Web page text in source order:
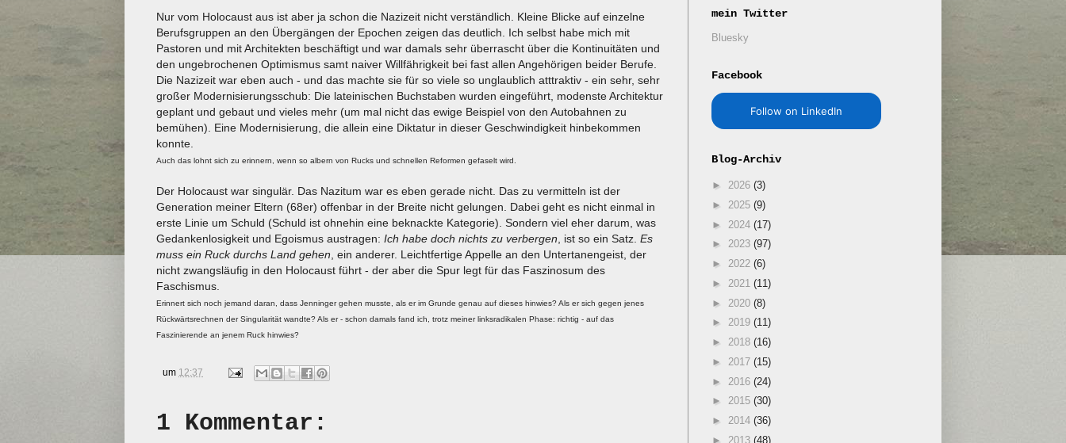
Nur vom Holocaust aus ist aber ja schon die Nazizeit nicht verständlich. Kleine Blicke auf einzelne
Berufsgruppen an den Übergängen der Epochen zeigen das deutlich. Ich selbst habe mich mit
Pastoren und mit Architekten beschäftigt und war damals sehr überrascht über die Kontinuitäten und
den ungebrochenen Optimismus samt naiver Willfährigkeit bei fast allen Angehörigen beider Berufe.
Die Nazizeit war eben auch - und das machte sie für so viele so unglaublich atttraktiv - ein sehr, sehr
großer Modernisierungsschub: Die lateinischen Buchstaben wurden eingeführt, modenste Architektur
geplant und gebaut und vieles mehr (um mal nicht das ewige Beispiel von den Autobahnen zu
bemühen). Eine Modernisierung, die allein eine Diktatur in dieser Geschwindigkeit hinbekommen
konnte.
Auch das lohnt sich zu erinnern, wenn so albern von Rucks und schnellen Reformen gefaselt wird.
Der Holocaust war singulär. Das Nazitum war es eben gerade nicht. Das zu vermitteln ist der
Generation meiner Eltern (68er) offenbar in der Breite nicht gelungen. Dabei geht es nicht einmal in
erste Linie um Schuld (Schuld ist ohnehin eine beknackte Kategorie). Sondern viel eher darum, was
Gedankenlosigkeit und Egoismus austragen: Ich habe doch nichts zu verbergen , ist so ein Satz. Es
muss ein Ruck durchs Land gehen , ein anderer. Leichtfertige Appelle an den Untertanengeist, der
nicht zwangsläufig in den Holocaust führt - der aber die Spur legt für das Faszinosum des
Faschismus.
Erinnert sich noch jemand daran, dass Jenninger gehen musste, als er im Grunde genau auf dieses hinwies? Als er sich gegen jenes
Rückwärtsrechnen der Singularität wandte? Als er - schon damals fand ich, trotz meiner linksradikalen Phase: richtig - auf das
Faszinierende an jenem Ruck hinwies?
um 12:37
1 Kommentar:
mein Twitter
Bluesky
Facebook
Follow on LinkedIn
Blog-Archiv
► 2026 (3)
► 2025 (9)
► 2024 (17)
► 2023 (97)
► 2022 (6)
► 2021 (11)
► 2020 (8)
► 2019 (11)
► 2018 (16)
► 2017 (15)
► 2016 (24)
► 2015 (30)
► 2014 (36)
► 2013 (48)